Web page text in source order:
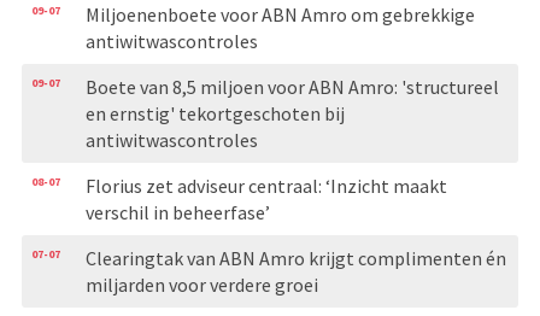
09-07
Miljoenenboete voor ABN Amro om gebrekkige
antiwitwascontroles
09-07
Boete van 8,5 miljoen voor ABN Amro: 'structureel
en ernstig' tekortgeschoten bij
antiwitwascontroles
08-07
Florius zet adviseur centraal: ‘Inzicht maakt
verschil in beheerfase’
07-07
Clearingtak van ABN Amro krijgt complimenten én
miljarden voor verdere groei